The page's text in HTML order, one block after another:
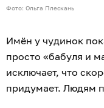
Фото: Ольга Плескань
Имён у чудинок
просто «бабуля и
исключает, что
придумает. Людям